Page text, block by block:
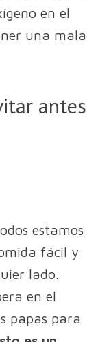
en el
una mala
antes
estamos
fácil y
lado.
en el
papas para